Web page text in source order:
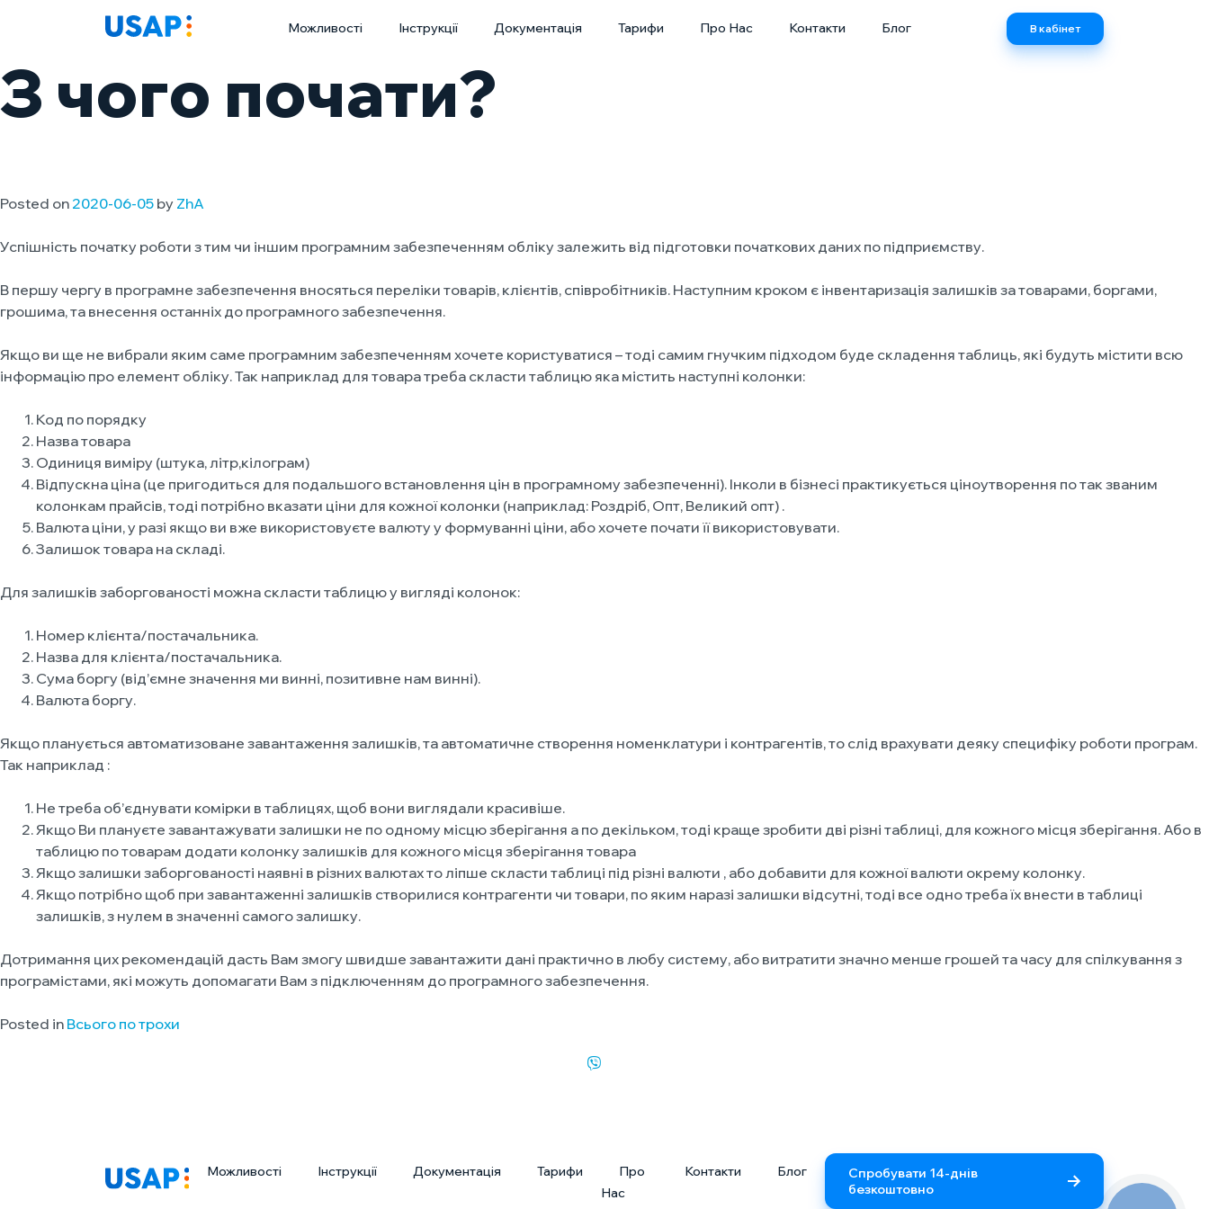
Можливості Інструкції Документація Тарифи Про Нас Контакти Блог В кабінет
З чого почати?
Posted on 2020-06-05 by ZhA
Успішність початку роботи з тим чи іншим програмним забезпеченням обліку залежить від підготовки початкових даних по підприємству.
В першу чергу в програмне забезпечення вносяться переліки товарів, клієнтів, співробітників. Наступним кроком є інвентаризація залишків за товарами, боргами,
грошима, та внесення останніх до програмного забезпечення.
Якщо ви ще не вибрали яким саме програмним забезпеченням хочете користуватися – тоді самим гнучким підходом буде складення таблиць, які будуть містити всю
інформацію про елемент обліку. Так наприклад для товара треба скласти таблицю яка містить наступні колонки:
Код по порядку
Назва товара
Одиниця виміру (штука, літр,кілограм)
Відпускна ціна (це пригодиться для подальшого встановлення цін в програмному забезпеченні). Інколи в бізнесі практикується ціноутворення по так званим
колонкам прайсів, тоді потрібно вказати ціни для кожної колонки (наприклад: Роздріб, Опт, Великий опт) .
Валюта ціни, у разі якщо ви вже використовуєте валюту у формуванні ціни, або хочете почати її використовувати.
Залишок товара на складі.
Для залишків заборгованості можна скласти таблицю у вигляді колонок:
Номер клієнта/постачальника.
Назва для клієнта/постачальника.
Сума боргу (від’ємне значення ми винні, позитивне нам винні).
Валюта боргу.
Якщо планується автоматизоване завантаження залишків, та автоматичне створення номенклатури і контрагентів, то слід врахувати деяку специфіку роботи програм.
Так наприклад :
Не треба об’єднувати комірки в таблицях, щоб вони виглядали красивіше.
Якщо Ви плануєте завантажувати залишки не по одному місцю зберігання а по декільком, тоді краще зробити дві різні таблиці, для кожного місця зберігання. Або в
таблицю по товарам додати колонку залишків для кожного місця зберігання товара
Якщо залишки заборгованості наявні в різних валютах то ліпше скласти таблиці під різні валюти , або добавити для кожної валюти окрему колонку.
Якщо потрібно щоб при завантаженні залишків створилися контрагенти чи товари, по яким наразі залишки відсутні, тоді все одно треба їх внести в таблиці
залишків, з нулем в значенні самого залишку.
Дотримання цих рекомендацій дасть Вам змогу швидше завантажити дані практично в любу систему, або витратити значно менше грошей та часу для спілкування з
програмістами, які можуть допомагати Вам з підключенням до програмного забезпечення.
Posted in Всього по трохи
Можливості Інструкції Документація Тарифи
Про
Нас
Контакти Блог
Спробувати 14-днів
безкоштовно